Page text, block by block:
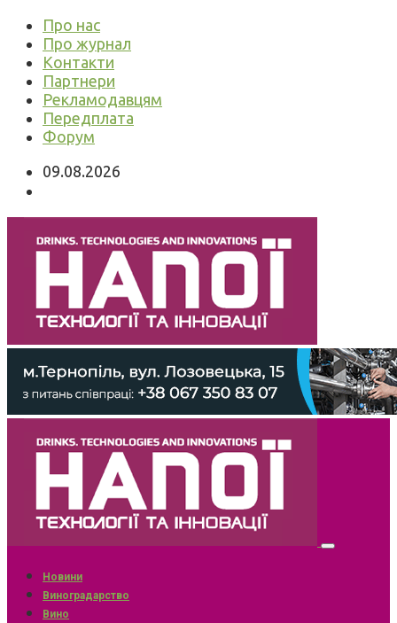
Про нас
Про журнал
Контакти
Партнери
Рекламодавцям
Передплата
Форум
09.08.2026
Новини
Виноградарство
Вино